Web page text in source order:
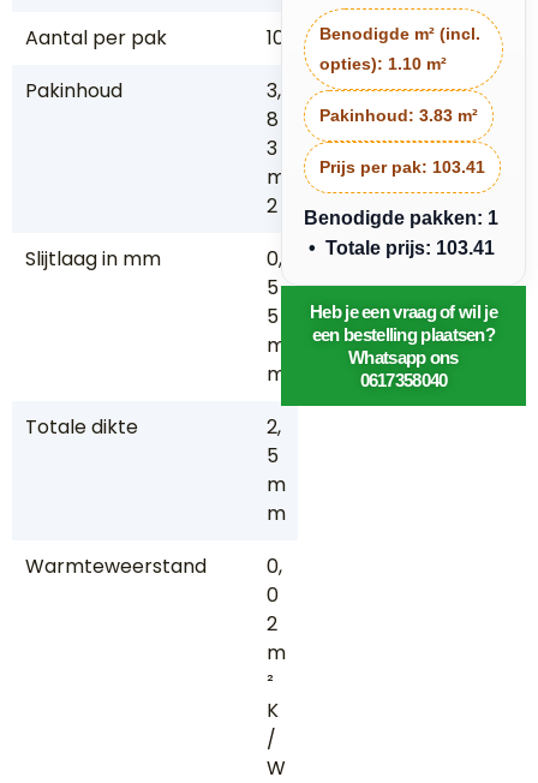
Aantal per pak
10
Pakinhoud
3,
8
3
m
2
Slijtlaag in mm
0,
5
5
m
m
Totale dikte
2,
5
m
m
Warmteweerstand
0,
0
2
m
²
K
/
W
Benodigde m² (incl.
opties): 1.10 m²
Pakinhoud: 3.83 m²
Prijs per pak: 103.41
Benodigde pakken: 1
• Totale prijs: 103.41
Heb je een vraag of wil je
een bestelling plaatsen?
Whatsapp ons
0617358040